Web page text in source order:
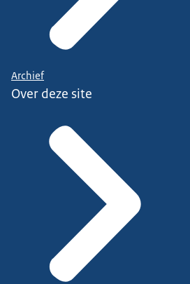
Archief
Over deze site